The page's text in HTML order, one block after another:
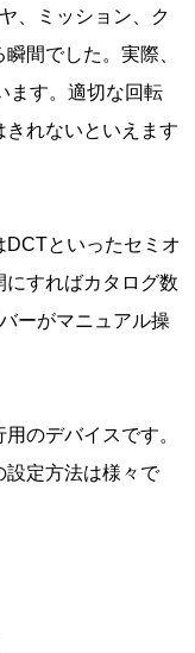
、ミッション、ク
間でした。実際、
ます。適切な回転
れないといえます
DCTといったセミオ
すればカタログ数
ーがマニュアル操
のデバイスです。
設定方法は様々で